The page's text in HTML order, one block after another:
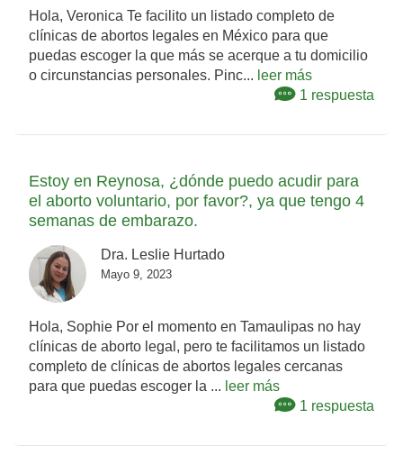
Hola, Veronica Te facilito un listado completo de
clínicas de abortos legales en México para que
puedas escoger la que más se acerque a tu domicilio
o circunstancias personales. Pinc... leer más
1 respuesta
Estoy en Reynosa, ¿dónde puedo acudir para
el aborto voluntario, por favor?, ya que tengo 4
semanas de embarazo.
Dra. Leslie Hurtado
Mayo 9, 2023
Hola, Sophie Por el momento en Tamaulipas no hay
clínicas de aborto legal, pero te facilitamos un listado
completo de clínicas de abortos legales cercanas
para que puedas escoger la ... leer más
1 respuesta